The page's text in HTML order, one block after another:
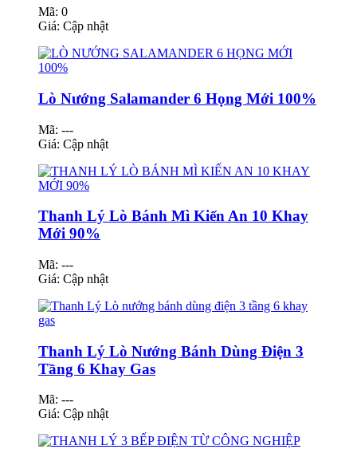
Mã: 0
Giá: Cập nhật
Lò Nướng Salamander 6 Họng Mới 100%
Mã: ---
Giá: Cập nhật
Thanh Lý Lò Bánh Mì Kiến An 10 Khay
Mới 90%
Mã: ---
Giá: Cập nhật
Thanh Lý Lò Nướng Bánh Dùng Điện 3
Tầng 6 Khay Gas
Mã: ---
Giá: Cập nhật